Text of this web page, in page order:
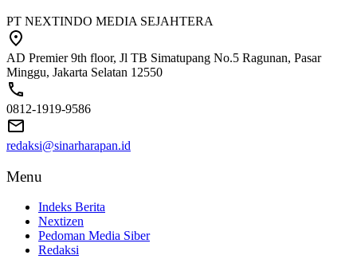
PT NEXTINDO MEDIA SEJAHTERA
AD Premier 9th floor, Jl TB Simatupang No.5 Ragunan, Pasar
Minggu, Jakarta Selatan 12550
0812-1919-9586
redaksi@sinarharapan.id
Menu
Indeks Berita
Nextizen
Pedoman Media Siber
Redaksi